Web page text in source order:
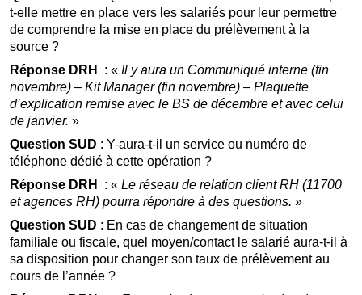
t-elle mettre en place vers les salariés pour leur permettre
de comprendre la mise en place du prélèvement à la
source ?
Réponse DRH
: « Il y aura un Communiqué interne (fin
novembre) – Kit Manager (fin novembre) – Plaquette
d’explication remise avec le BS de décembre et avec celui
de janvier. »
Question SUD : Y-aura-t-il un service ou numéro de
téléphone dédié à cette opération ?
Réponse DRH
: « Le réseau de relation client RH (11700
et agences RH) pourra répondre à des questions. »
Question SUD : En cas de changement de situation
familiale ou fiscale, quel moyen/contact le salarié aura-t-il à
sa disposition pour changer son taux de prélèvement au
cours de l’année ?